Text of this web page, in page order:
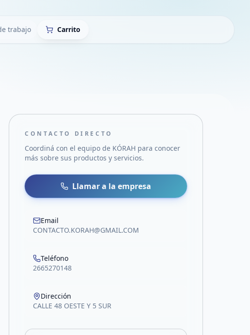
trabajo Carrito
empresa
por WhatsApp
por mail
en Facebook
CONTACTO DIRECTO
Coordiná con el equipo de KÓRAH para conocer
más sobre sus productos y servicios.
Llamar a la empresa
Email
CONTACTO.KORAH@GMAIL.COM
Teléfono
2665270148
Dirección
CALLE 48 OESTE Y 5 SUR